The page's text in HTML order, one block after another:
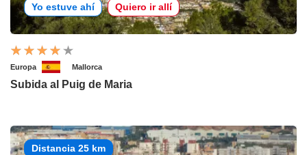
Yo estuve ahí Quiero ir allí
Europa Mallorca
Subida al Puig de Maria
Distancia 25 km